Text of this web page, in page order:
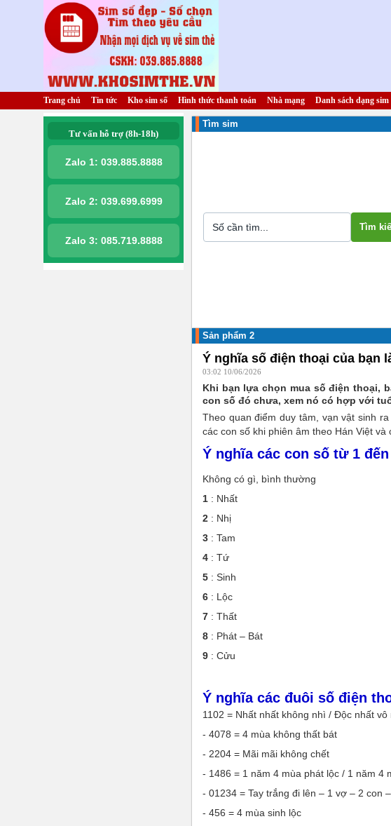
Trang chủ Tin tức Kho sim số Hình thức thanh toán Nhà mạng Danh sách dạng sim
Tư vấn hỗ trợ (8h-18h)
Zalo 1: 039.885.8888
Zalo 2: 039.699.6999
Zalo 3: 085.719.8888
Tìm sim
Sản phẩm 2
Ý nghĩa số điện thoại của bạn
03:02 10/06/2026
Khi bạn lựa chọn mua số điện thoại,
con số đó chưa, xem nó có hợp với
Theo quan điểm duy tâm, vạn vật sinh
các con số khi phiên âm theo Hán Việt và
Ý nghĩa các con số từ 1 đến
Không có gì, bình thường
1 : Nhất
2 : Nhị
3 : Tam
4 : Tứ
5 : Sinh
6 : Lộc
7 : Thất
8 : Phát – Bát
9 : Cửu
Ý nghĩa các đuôi số điện
1102 = Nhất nhất không nhì / Độc nhất vô
- 4078 = 4 mùa không thất bát
- 2204 = Mãi mãi không chết
- 1486 = 1 năm 4 mùa phát lộc / 1 năm 4
- 01234 = Tay trắng đi lên – 1 vợ – 2 con
- 456 = 4 mùa sinh lộc